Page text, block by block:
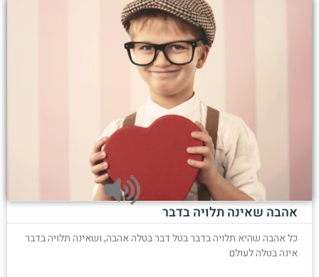
אהבה שאינה תלויה בדבר
כל אהבה שהיא תלויה בדבר בטל דבר בטלה אהבה, ושאינה תלויה בדבר
אינה בטלה לעולם